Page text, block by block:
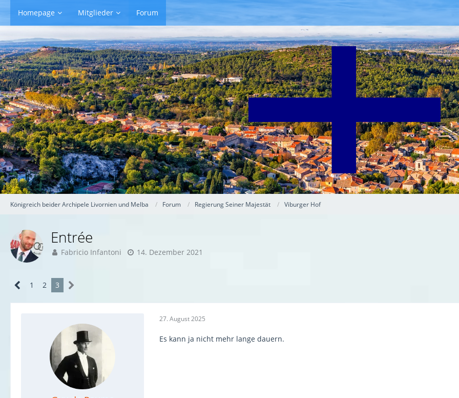
Homepage Mitglieder Forum
Königreich beider Archipele Livornien und Melba Forum Regierung Seiner Majestät Viburger Hof
Entrée
Fabricio Infantoni 14. Dezember 2021
1 2 3
27. August 2025
Es kann ja nicht mehr lange dauern.